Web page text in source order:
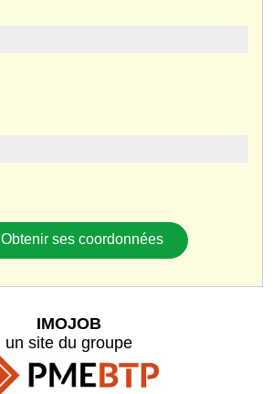
Obtenir ses coordonnées
IMOJOB
un site du groupe